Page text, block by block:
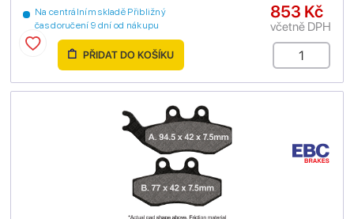
Na centrálním skladě Přibližný
čas doručení 9 dní od nákupu
853 Kč
včetně DPH
PŘIDAT DO KOŠÍKU